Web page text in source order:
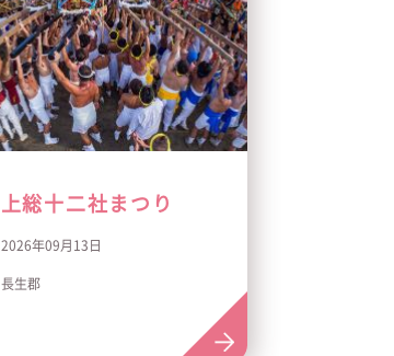
上総十二社まつり
2026年09月13日
長生郡